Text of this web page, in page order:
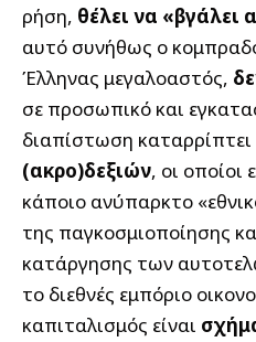
ρήση, θέλει να «βγάλει
αυτό συνήθως ο
Έλληνας μεγαλοαστός,
σε προσωπικό και
διαπίστωση
(ακρο)δεξιών, οι οποίοι
κάποιο ανύπαρκτο
της παγκοσμιοποίησης
κατάργησης των
το διεθνές εμπόριο
καπιταλισμός είναι